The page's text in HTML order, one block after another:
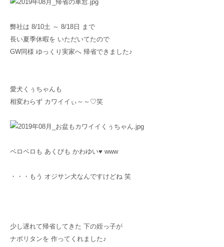
弊社は 8/10土 ～ 8/18日 まで
長い夏季休暇を いただいてたので
GW同様 ゆっくり実家へ 帰省できました♪
愛犬くぅちゃんも
相変わらず カワイイぃ～～♡笑
ペロペロも あくびも かわゆい♥ www
・・・もう オジサン犬なんですけどね 笑
少し遅れて帰省してきた 下の姪っ子が
ナポリタンを 作ってくれました♪